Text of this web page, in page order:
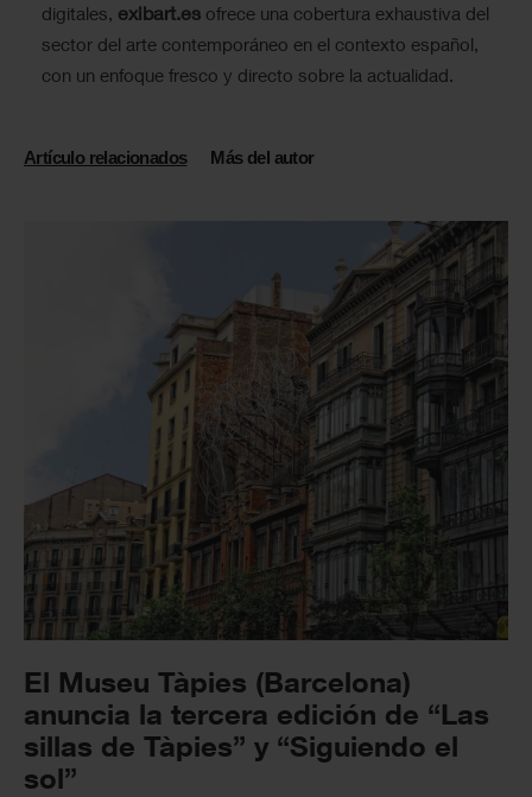
digitales, exibart.es ofrece una cobertura exhaustiva del
sector del arte contemporáneo en el contexto español,
con un enfoque fresco y directo sobre la actualidad.
Artículo relacionados Más del autor
El Museu Tàpies (Barcelona)
anuncia la tercera edición de “Las
sillas de Tàpies” y “Siguiendo el
sol”